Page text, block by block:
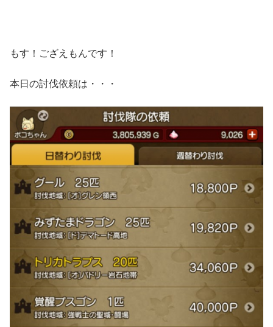
もす！ござえもんです！
本日の討伐依頼は・・・